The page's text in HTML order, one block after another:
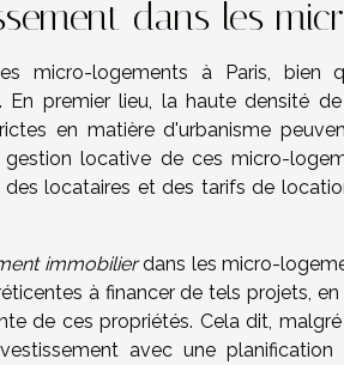
dans les
micro-logements à Paris, bien
En premier lieu, la haute densité
en matière d'urbanisme
locative de ces micro-
locataires et des tarifs de
immobilierdans les micro-
à financer de tels projets,
de ces propriétés. Cela dit,
avec une planification